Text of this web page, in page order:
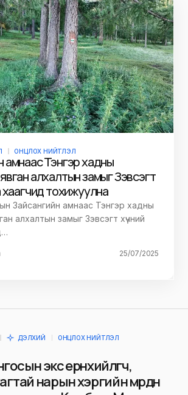
ОНЦЛОХ НИЙТЛЭЛ
амнаас Тэнгэр хадны
алхалтын замыг Зэвсэгт
хаагчид тохижуулна
Зайсангийн амнаас Тэнгэр хадны
алхалтын замыг Зэвсэгт хүчний
25/07/2025
ДЭЛХИЙ
ОНЦЛОХ НИЙТЛЭЛ
экс ерөнхийлөгч,
нарын хэргийн мөрдөн